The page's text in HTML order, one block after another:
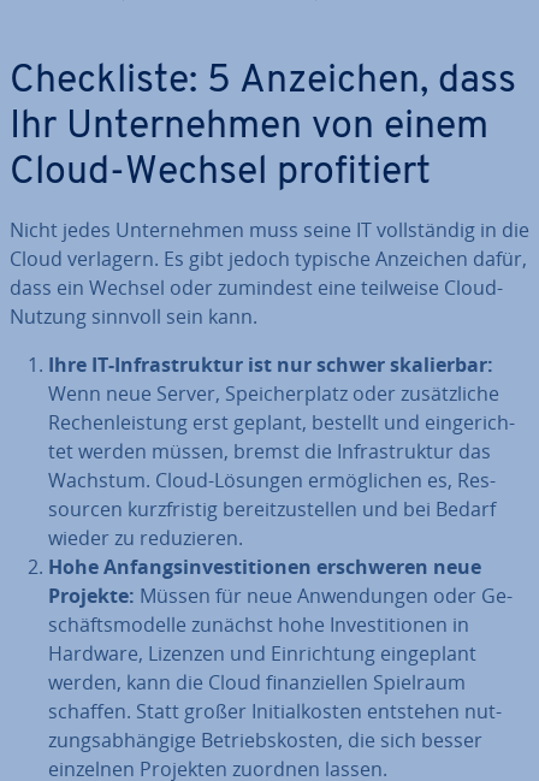
Check­lis­te: 5 Anzeichen, dass
Ihr Un­ter­neh­men von einem
Cloud-Wechsel pro­fi­tiert
Nicht jedes Un­ter­neh­men muss seine IT voll­stän­dig in die
Cloud verlagern. Es gibt jedoch typische Anzeichen dafür,
dass ein Wechsel oder zumindest eine teilweise Cloud-
Nutzung sinnvoll sein kann.
Ihre IT-In­fra­struk­tur ist nur schwer ska­lier­bar:
Wenn neue Server, Spei­cher­platz oder zu­sätz­li­che
Re­chen­leis­tung erst geplant, bestellt und ein­ge­rich­
tet werden müssen, bremst die In­fra­struk­tur das
Wachstum. Cloud-Lösungen er­mög­li­chen es, Res­
sour­cen kurz­fris­tig be­reit­zu­stel­len und bei Bedarf
wieder zu re­du­zie­ren.
Hohe An­fangs­in­ves­ti­tio­nen er­schwe­ren neue
Projekte: Müssen für neue An­wen­dun­gen oder Ge­
schäfts­mo­del­le zunächst hohe In­ves­ti­tio­nen in
Hardware, Lizenzen und Ein­rich­tung ein­ge­plant
werden, kann die Cloud fi­nan­zi­el­len Spielraum
schaffen. Statt großer In­iti­al­kos­ten entstehen nut­
zungs­ab­hän­gi­ge Be­triebs­kos­ten, die sich besser
einzelnen Projekten zuordnen lassen.